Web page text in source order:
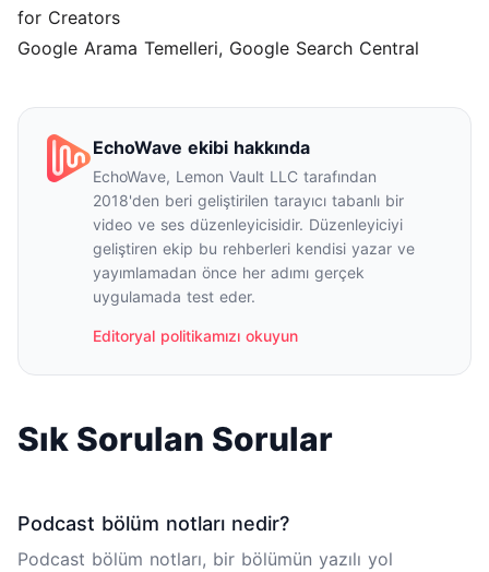
for Creators
Google Arama Temelleri, Google Search Central
EchoWave ekibi hakkında
EchoWave, Lemon Vault LLC tarafından
2018'den beri geliştirilen tarayıcı tabanlı bir
video ve ses düzenleyicisidir. Düzenleyiciyi
geliştiren ekip bu rehberleri kendisi yazar ve
yayımlamadan önce her adımı gerçek
uygulamada test eder.
Editoryal politikamızı okuyun
Sık Sorulan Sorular
Podcast bölüm notları nedir?
Podcast bölüm notları, bir bölümün yazılı yol